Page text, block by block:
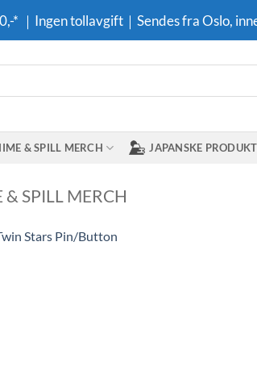
* ｜Ingen tollavgift｜Sendes fra Oslo,
& SPILL MERCH JAPANSKE
SPILL MERCH